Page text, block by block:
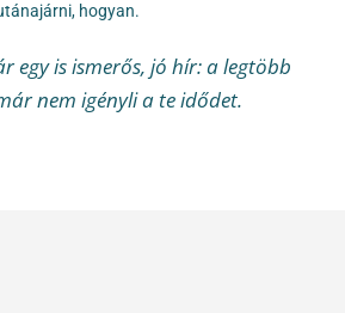
hogyan.
egy is ismerős, jó hír: a legtöbb
nem igényli a te idődet.